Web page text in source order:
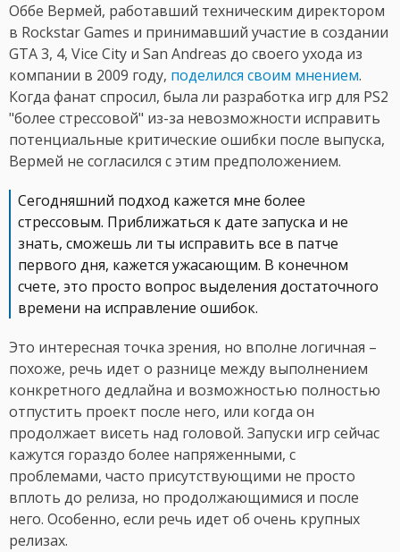
Оббе Вермей, работавший техническим директором
в Rockstar Games и принимавший участие в создании
GTA 3, 4, Vice City и San Andreas до своего ухода из
компании в 2009 году, поделился своим мнением.
Когда фанат спросил, была ли разработка игр для PS2
"более стрессовой" из-за невозможности исправить
потенциальные критические ошибки после выпуска,
Вермей не согласился с этим предположением.
Сегодняшний подход кажется мне более
стрессовым. Приближаться к дате запуска и не
знать, сможешь ли ты исправить все в патче
первого дня, кажется ужасающим. В конечном
счете, это просто вопрос выделения достаточного
времени на исправление ошибок.
Это интересная точка зрения, но вполне логичная –
похоже, речь идет о разнице между выполнением
конкретного дедлайна и возможностью полностью
отпустить проект после него, или когда он
продолжает висеть над головой. Запуски игр сейчас
кажутся гораздо более напряженными, с
проблемами, часто присутствующими не просто
вплоть до релиза, но продолжающимися и после
него. Особенно, если речь идет об очень крупных
релизах.